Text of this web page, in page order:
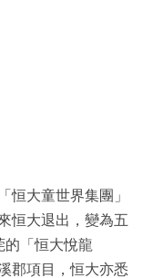
恒大童世界集團」
恒大退出，變為五
的「恒大悅龍
郡項目，恒大亦悉